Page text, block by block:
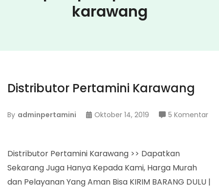
karawang
Distributor Pertamini Karawang
By adminpertamini Oktober 14, 2019 5 Komentar
Distributor Pertamini Karawang >> Dapatkan
Sekarang Juga Hanya Kepada Kami, Harga Murah
dan Pelayanan Yang Aman Bisa KIRIM BARANG DULU |